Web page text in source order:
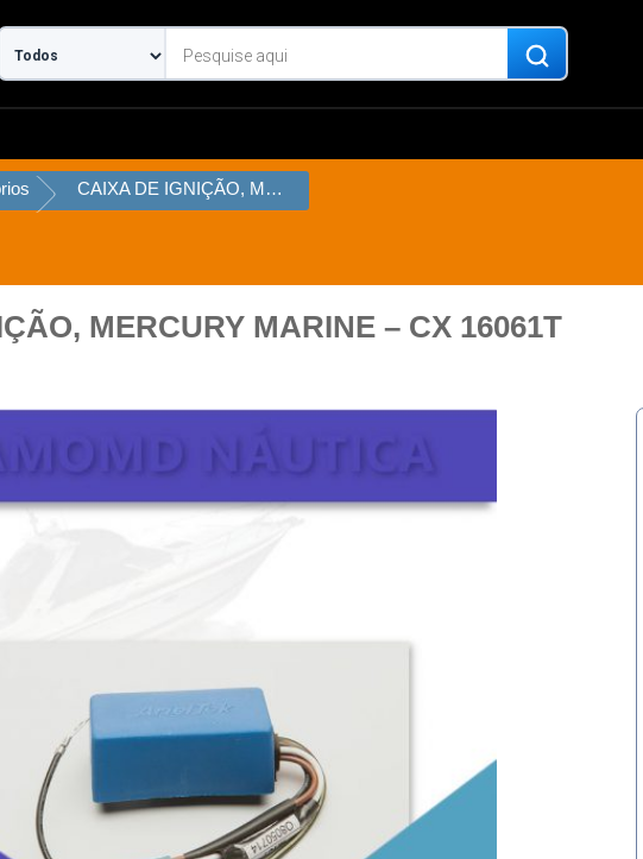
CAIXA DE IGNIÇÃO, MERCURY MARINE – CX 16061T
MERCURY MARINE – CX 16061T